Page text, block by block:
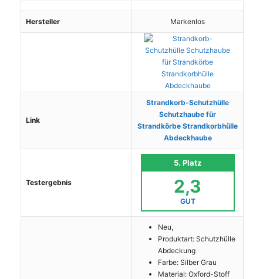
Hersteller Markenlos
Link
Strandkorb-Schutzhülle
Schutzhaube für
Strandkörbe Strandkorbhülle
Abdeckhaube
Testergebnis
5. Platz
2,3
GUT
Neu,
Produktart: Schutzhülle
Abdeckung
Farbe: Silber Grau
Material: Oxford-Stoff